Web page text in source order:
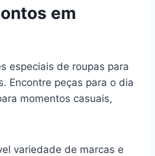
em
especiais de roupas para
Encontre peças para o dia
momentos casuais,
variedade de marcas e